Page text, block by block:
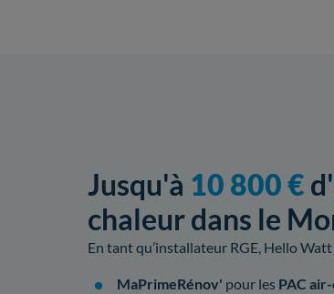
Jusqu'à 10 800 €
chaleur dans le
En tant qu’installateur RGE, Hello
MaPrimeRénov' pour les PAC